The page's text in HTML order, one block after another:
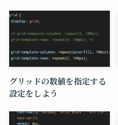
グリッドの数値を指定する
設定をしよう